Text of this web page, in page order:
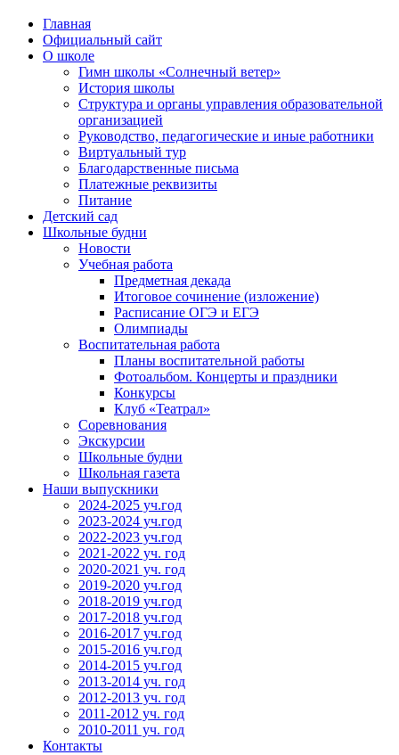
Главная
Официальный сайт
О школе
Гимн школы «Солнечный ветер»
История школы
Структура и органы управления образовательной
организацией
Руководство, педагогические и иные работники
Виртуальный тур
Благодарственные письма
Платежные реквизиты
Питание
Детский сад
Школьные будни
Новости
Учебная работа
Предметная декада
Итоговое сочинение (изложение)
Расписание ОГЭ и ЕГЭ
Олимпиады
Воспитательная работа
Планы воспитательной работы
Фотоальбом. Концерты и праздники
Конкурсы
Клуб «Театрал»
Соревнования
Экскурсии
Школьные будни
Школьная газета
Наши выпускники
2024-2025 уч.год
2023-2024 уч.год
2022-2023 уч.год
2021-2022 уч. год
2020-2021 уч. год
2019-2020 уч.год
2018-2019 уч.год
2017-2018 уч.год
2016-2017 уч.год
2015-2016 уч.год
2014-2015 уч.год
2013-2014 уч. год
2012-2013 уч. год
2011-2012 уч. год
2010-2011 уч. год
Контакты